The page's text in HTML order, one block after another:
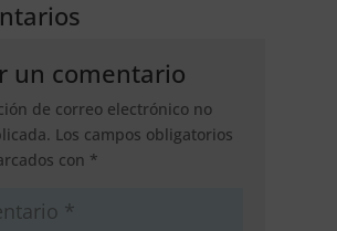
un comentario
de correo electrónico no
Los campos obligatorios
con *